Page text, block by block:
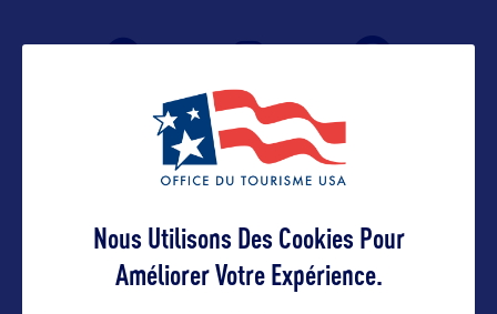
Nous Utilisons Des Cookies Pour
Améliorer Votre Expérience.